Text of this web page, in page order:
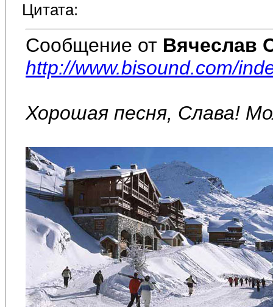
Цитата:
Сообщение от Вячеслав
http://www.bisound.com/
Хорошая песня, Слава!